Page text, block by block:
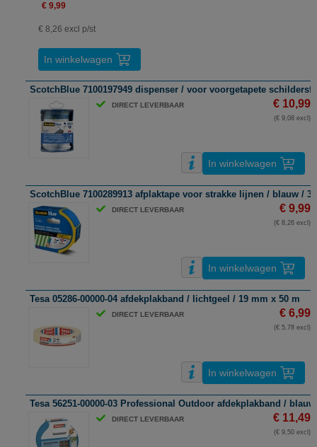
€ 9,99
€ 8,26 excl p/st
In winkelwagen
ScotchBlue 7100197949 dispenser / voor voorgetapete
DIRECT LEVERBAAR € 10,99
(€ 9,08 excl)
In winkelwagen
ScotchBlue 7100289913 afplaktape voor strakke lijnen / blauw /
DIRECT LEVERBAAR € 9,99
(€ 8,26 excl)
In winkelwagen
Tesa 05286-00000-04 afdekplakband / lichtgeel / 19 mm x 50 m
DIRECT LEVERBAAR € 6,99
(€ 5,78 excl)
In winkelwagen
Tesa 56251-00000-03 Professional Outdoor afdekplakband /
DIRECT LEVERBAAR € 11,49
(€ 9,50 excl)